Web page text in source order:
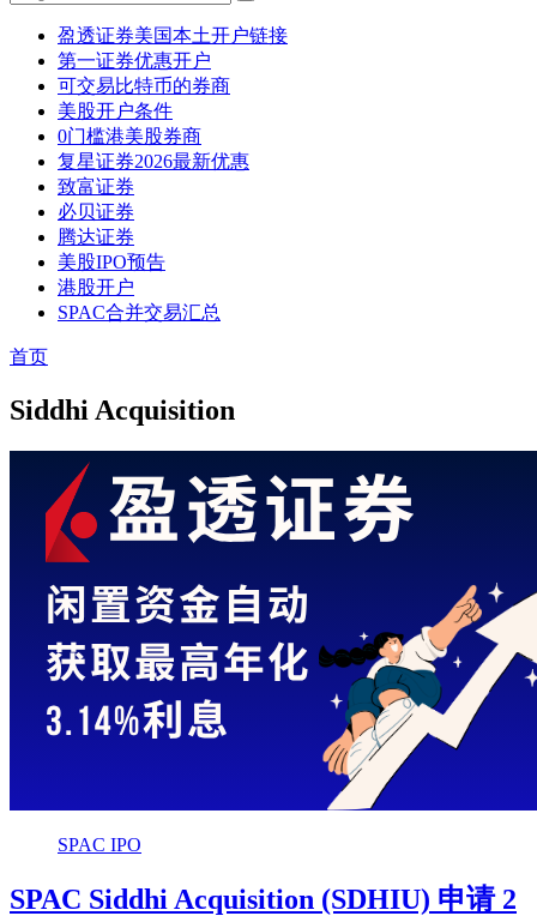
盈透证券美国本土开户链接
第一证券优惠开户
可交易比特币的券商
美股开户条件
0门槛港美股券商
复星证券2026最新优惠
致富证券
必贝证券
腾达证券
美股IPO预告
港股开户
SPAC合并交易汇总
首页
Siddhi Acquisition
SPAC IPO
SPAC Siddhi Acquisition (SDHIU) 申请 2